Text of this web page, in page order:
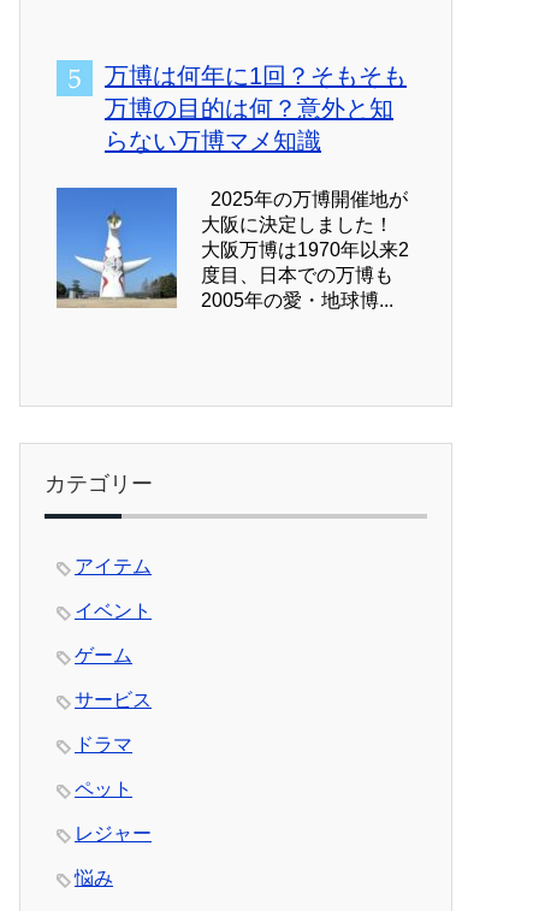
万博は何年に1回？そもそも
万博の目的は何？意外と知
らない万博マメ知識
2025年の万博開催地が
大阪に決定しました！
大阪万博は1970年以来2
度目、日本での万博も
2005年の愛・地球博...
カテゴリー
アイテム
イベント
ゲーム
サービス
ドラマ
ペット
レジャー
悩み